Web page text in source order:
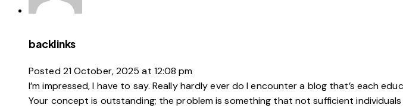
backlinks
Posted 21 October, 2025at 12:08 pm
I’m impressed, I have to say. Really hardly ever do I encounter a blog that’s each
Your concept is outstanding; the problem is something that not sufficient